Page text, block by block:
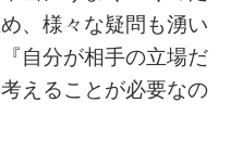
、様々な疑問も湧い
自分が相手の立場だ
えることが必要なの